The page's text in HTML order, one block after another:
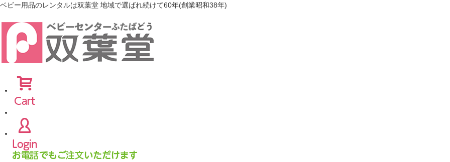
ベビー用品のレンタルは双葉堂 地域で選ばれ続けて60年(創業昭和38年)